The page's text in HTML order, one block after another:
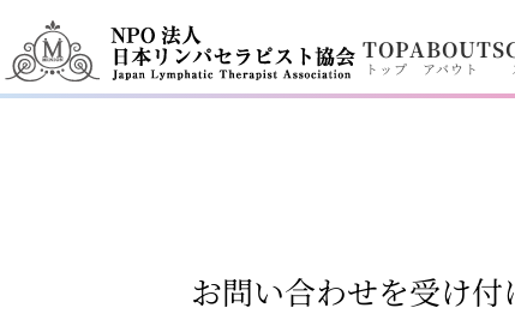
容
を
TOP
トップ
ABOUT
アバウト
お問い合わせを受け付